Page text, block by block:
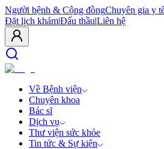
Người bệnh & Cộng đồngChuyên gia y
Đặt lịch khám|Đấu thầu|Liên hệ
Về Bệnh viện
Chuyên khoa
Bác sĩ
Dịch vụ
Thư viện sức khỏe
Tin tức & Sự kiện